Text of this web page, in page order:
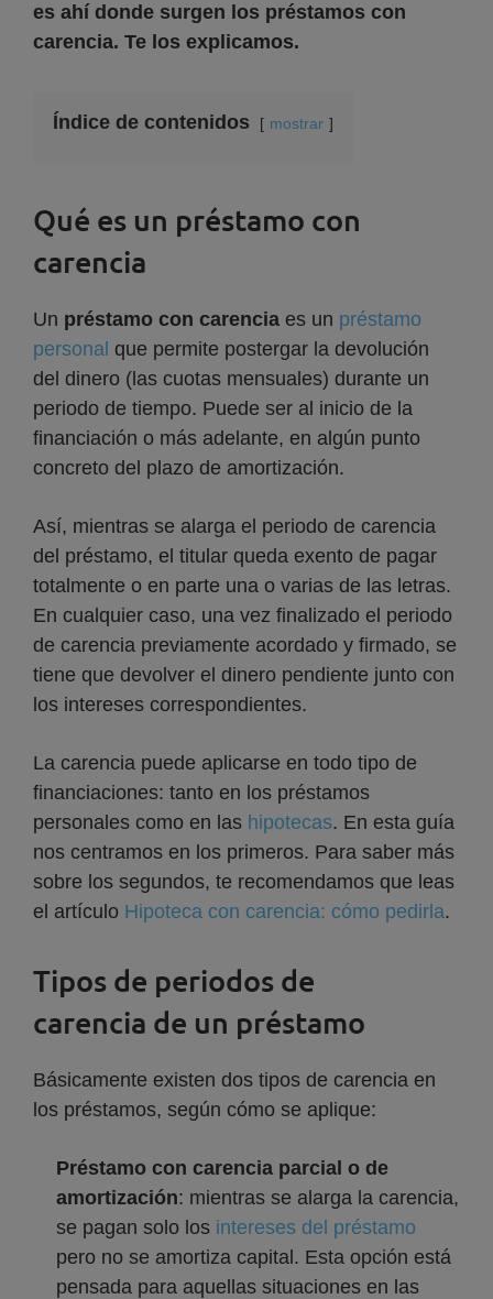
es ahí donde surgen los préstamos con
carencia. Te los explicamos.
Índice de contenidos mostrar
Qué es un préstamo con
carencia
Un préstamo con carencia es un préstamo
personal que permite postergar la devolución
del dinero (las cuotas mensuales) durante un
periodo de tiempo. Puede ser al inicio de la
financiación o más adelante, en algún punto
concreto del plazo de amortización.
Así, mientras se alarga el periodo de carencia
del préstamo, el titular queda exento de pagar
totalmente o en parte una o varias de las letras.
En cualquier caso, una vez finalizado el periodo
de carencia previamente acordado y firmado, se
tiene que devolver el dinero pendiente junto con
los intereses correspondientes.
La carencia puede aplicarse en todo tipo de
financiaciones: tanto en los préstamos
personales como en las hipotecas. En esta guía
nos centramos en los primeros. Para saber más
sobre los segundos, te recomendamos que leas
el artículo Hipoteca con carencia: cómo pedirla.
Tipos de periodos de
carencia de un préstamo
Básicamente existen dos tipos de carencia en
los préstamos, según cómo se aplique:
Préstamo con carencia parcial o de
amortización: mientras se alarga la carencia,
se pagan solo los intereses del préstamo
pero no se amortiza capital. Esta opción está
pensada para aquellas situaciones en las